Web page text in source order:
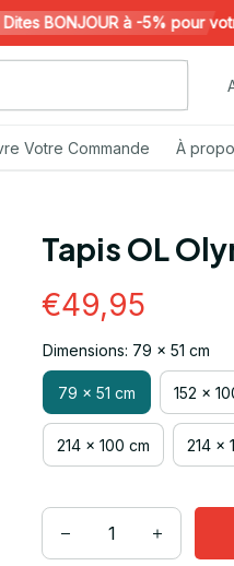
BONJOUR à -5% pour votre
Votre Commande À
Tapis OL
€49,95
Dimensions: 79 x 51 cm
79 x 51 cm 152 x
214 x 100 cm 214 x